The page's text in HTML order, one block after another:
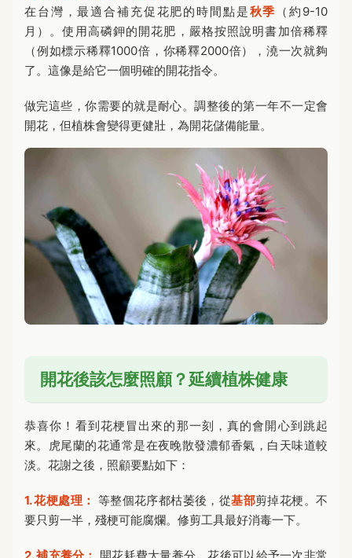
在台灣，最適合補充促花肥的時間點是秋季 （約9-10
月）。使用高磷鉀的開花肥，嚴格按照說明書加倍稀釋
（例如標示稀釋1000倍，你稀釋2000倍），澆一次就夠
了。這像是給它一個明確的開花指令。
做完這些，你需要的就是耐心。調整後的第一年不一定會
開花，但植株會變得更健壯，為開花儲備能量。
開花後該怎麼照顧？延續植株健康
恭喜你！看到花梗冒出來的那一刻，真的會開心到跳起
來。虎尾蘭的花通常是在夜晚散發濃郁香氣，白天味道較
淡。花謝之後，照顧要點如下：
1. 花梗處理： 等整個花序都枯萎後，從基部剪掉花梗。不
要只剪一半，殘梗可能腐爛。修剪工具最好消毒一下。